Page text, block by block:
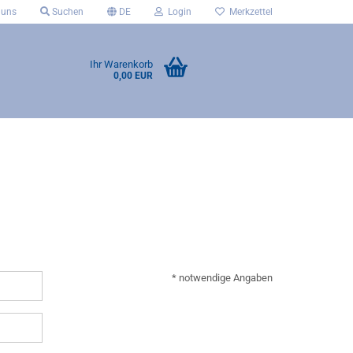
Suchen DE Login Merkzettel
Ihr Warenkorb
0,00 EUR
* notwendige Angaben